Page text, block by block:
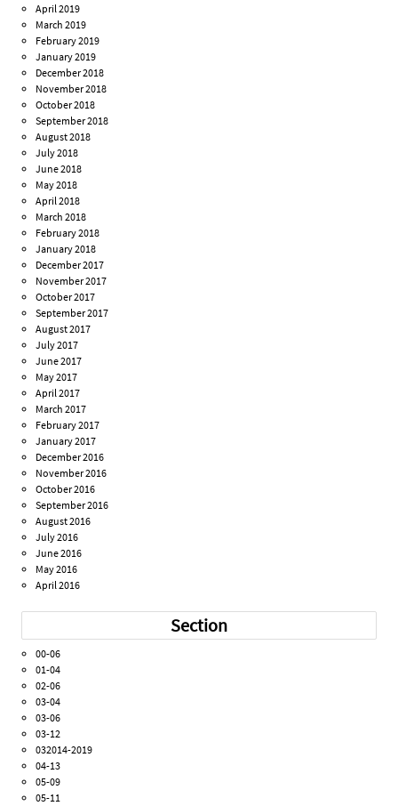
April 2019
March 2019
February 2019
January 2019
December 2018
November 2018
October 2018
September 2018
August 2018
July 2018
June 2018
May 2018
April 2018
March 2018
February 2018
January 2018
December 2017
November 2017
October 2017
September 2017
August 2017
July 2017
June 2017
May 2017
April 2017
March 2017
February 2017
January 2017
December 2016
November 2016
October 2016
September 2016
August 2016
July 2016
June 2016
May 2016
April 2016
Section
00-06
01-04
02-06
03-04
03-06
03-12
032014-2019
04-13
05-09
05-11